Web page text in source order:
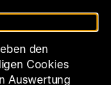
den
Cookies
Auswertung